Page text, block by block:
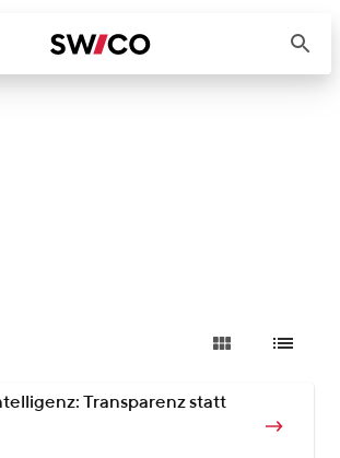
Transparenz statt